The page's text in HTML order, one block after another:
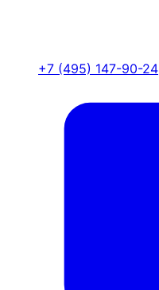
+7 (495) 147-90-24